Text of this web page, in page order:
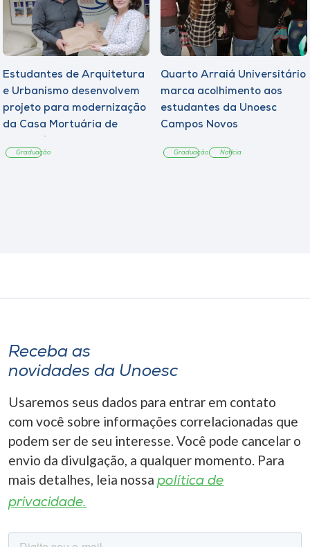
Estudantes de Arquitetura
e Urbanismo desenvolvem
projeto para modernização
da Casa Mortuária de
Graduação
Quarto Arraiá Universitário
marca acolhimento aos
estudantes da Unoesc
Campos Novos
Graduação Notícia
Receba as
novidades da Unoesc
Usaremos seus dados para entrar em contato
com você sobre informações correlacionadas que
podem ser de seu interesse. Você pode cancelar o
envio da divulgação, a qualquer momento. Para
mais detalhes, leia nossa política de
privacidade.